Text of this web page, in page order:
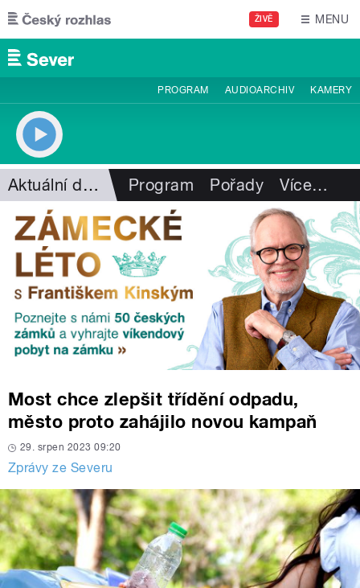
Přejít k hlavnímu obsahu
ŽIVĚ MENU
PROGRAM AUDIOARCHIV KAMERY
Aktuální dění Program Pořady Více…
Most chce zlepšit třídění odpadu,
město proto zahájilo novou kampaň
29. srpen 2023 09:20
Zprávy ze Severu